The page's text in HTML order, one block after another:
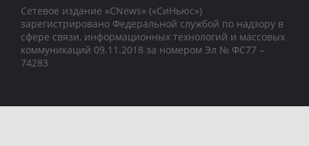
Сетевое издание «CNews» («СиНьюс»)
зарегистрировано Федеральной службой по надзору в
сфере связи, информационных технологий и массовых
коммуникаций 09.11.2018 за номером Эл № ФС77 –
74283